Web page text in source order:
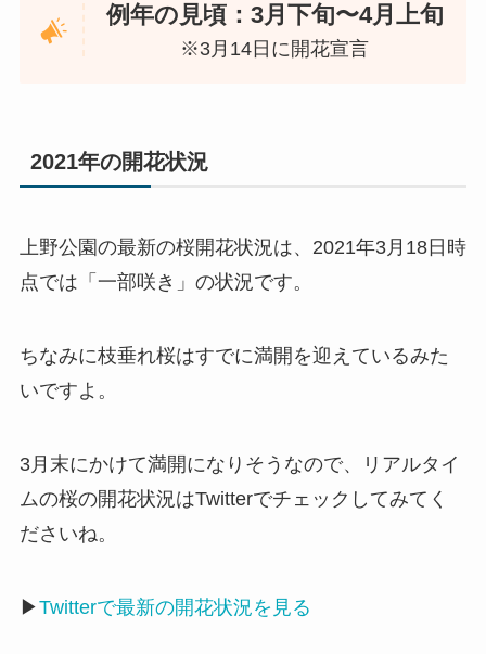
例年の見頃：3月下旬〜4月上旬
※3月14日に開花宣言
2021年の開花状況
上野公園の最新の桜開花状況は、2021年3月18日時
点では「一部咲き」の状況です。
ちなみに枝垂れ桜はすでに満開を迎えているみた
いですよ。
3月末にかけて満開になりそうなので、リアルタイ
ムの桜の開花状況はTwitterでチェックしてみてく
ださいね。
▶Twitterで最新の開花状況を見る